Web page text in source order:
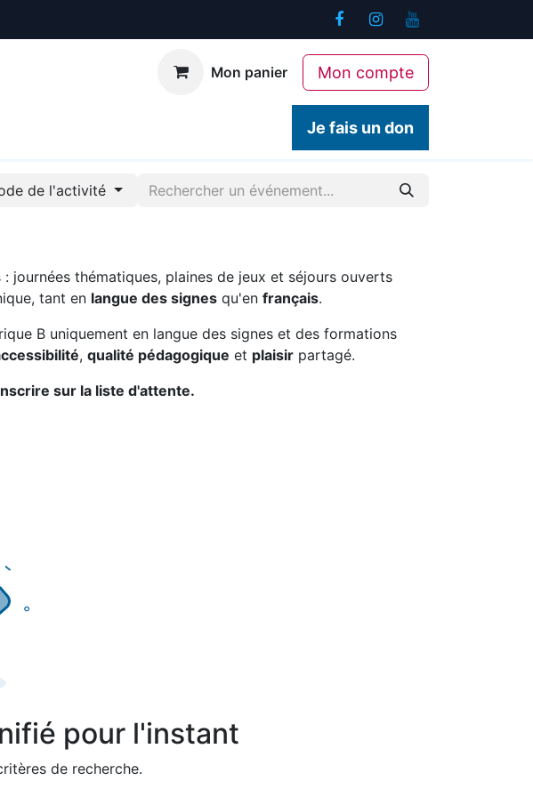
Mon panier Mon compte
Je fais un don
de l'activité
journées thématiques, plaines de jeux et séjours ouverts
tant en langue des signes qu'en français.
B uniquement en langue des signes et des formations
, qualité pédagogique et plaisir partagé.
sur la liste d'attente.
pour l'instant
de recherche.